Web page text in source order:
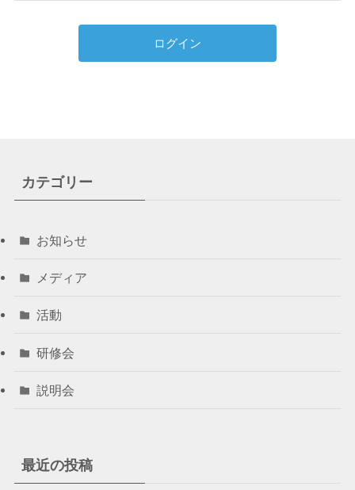
カテゴリー
お知らせ
メディア
活動
研修会
説明会
最近の投稿